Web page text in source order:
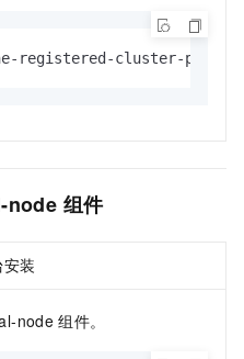
registered-cluster-
node 组件
装
node 组件。